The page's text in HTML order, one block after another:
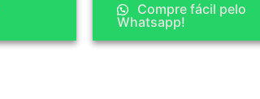
Compre fácil pelo
Whatsapp!